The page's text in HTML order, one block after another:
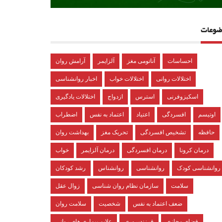
آرامش روان آلزایمر آناتومی مغز احساسات
اخبار روانشناسی اختلالات خواب اختلالات روانی
اختلالات یادگیری ازدواج استرس اسکیزوفرنی
اضطراب اعتماد به نفس اعتیاد افسردگی اوتیسم
بهداشت روان تحریک مغز تشخیص افسردگی حافظه
خواب درمان آلزایمر درمان افسردگی درمان کرونا
رشد کودکان روانشناس روانشناسی روانشناسی کودک
زوال عقل سازمان نظام روان شناسی سلامت
سلامت روان شخصیت ضعف اعتماد به نفس